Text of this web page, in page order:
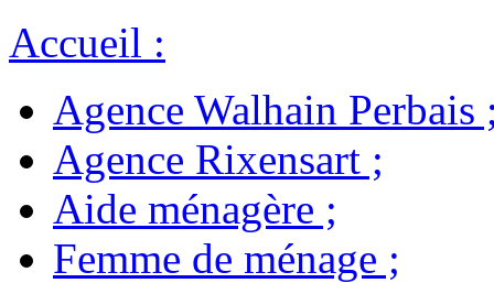
Accueil :
Agence Walhain Perbais
Agence Rixensart ;
Aide ménagère ;
Femme de ménage ;